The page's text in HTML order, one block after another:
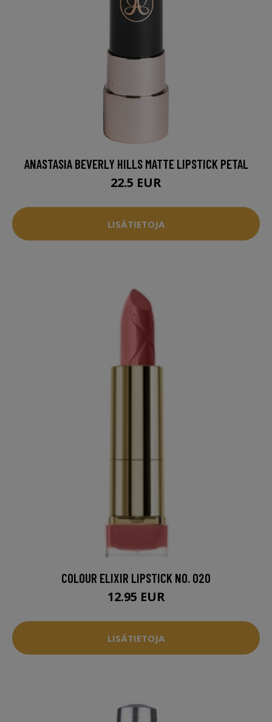
ANASTASIA BEVERLY HILLS MATTE LIPSTICK PETAL
22.5 EUR
LISÄTIETOJA
COLOUR ELIXIR LIPSTICK NO. 020
12.95 EUR
LISÄTIETOJA